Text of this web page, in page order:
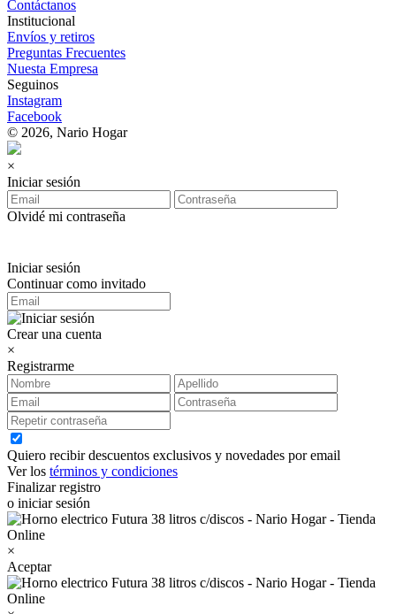
Contáctanos
Institucional
Envíos y retiros
Preguntas Frecuentes
Nuesta Empresa
Seguinos
Instagram
Facebook
© 2026, Nario Hogar
×
Iniciar sesión
Olvidé mi contraseña
Iniciar sesión
Continuar como invitado
Crear una cuenta
×
Registrarme
Quiero recibir descuentos exclusivos y novedades por email
Ver los términos y condiciones
Finalizar registro
o iniciar sesión
×
Aceptar